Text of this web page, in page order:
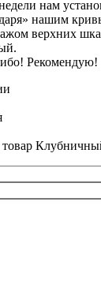
нам
нашим
верхних
Рекомендую!
товар